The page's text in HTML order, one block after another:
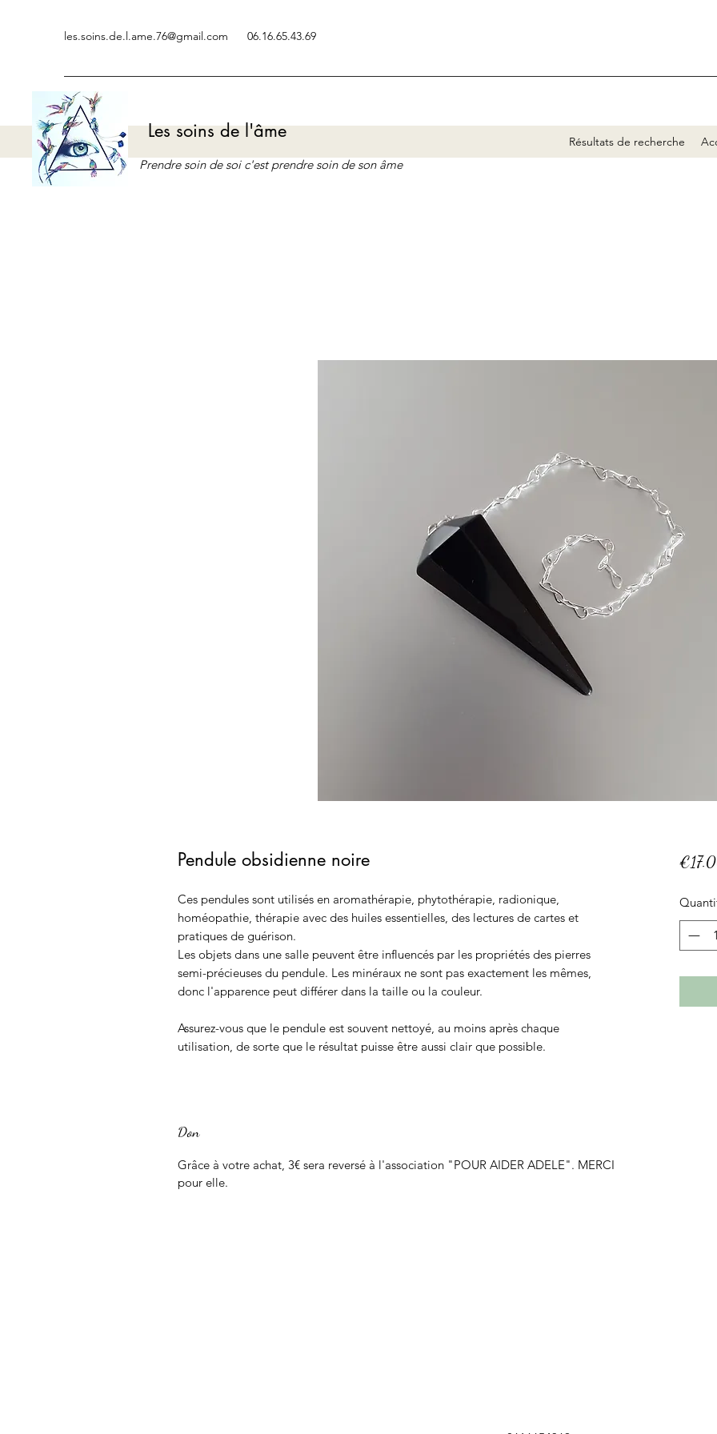
les.soins.de.l.ame.76@gmail.com 06.16.65.43.69
Les soins de l'âme Résultats de recherche
Prendre soin de soi c'est prendre soin de son âme
Pendule obsidienne noire
Ces pendules sont utilisés en aromathérapie, phytothérapie, radionique,
homéopathie, thérapie avec des huiles essentielles, des lectures de cartes et
pratiques de guérison.
Les objets dans une salle peuvent être influencés par les propriétés des pierres
semi-précieuses du pendule. Les minéraux ne sont pas exactement les mêmes,
donc l'apparence peut différer dans la taille ou la couleur.
Assurez-vous que le pendule est souvent nettoyé, au moins après chaque
utilisation, de sorte que le résultat puisse être aussi clair que possible.
Don
Grâce à votre achat, 3€ sera reversé à l'association "POUR AIDER ADELE". MERCI
pour elle.